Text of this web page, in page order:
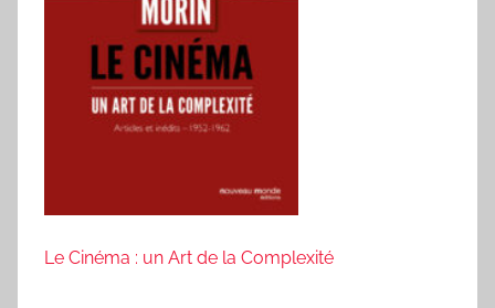
Le Cinéma : un Art de la Complexité